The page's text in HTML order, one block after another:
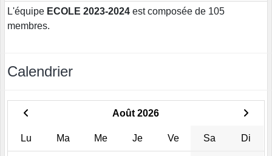
L'équipe ECOLE 2023-2024 est composée de 105
membres.
Calendrier
Août 2026
Lu Ma Me Je Ve Sa Di